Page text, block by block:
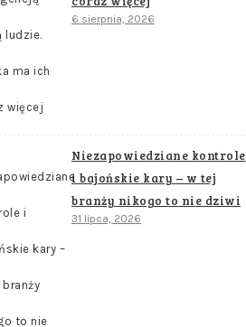
6 sierpnia, 2026
Niezapowiedziane kontrole
i bajońskie kary – w tej
branży nikogo to nie dziwi
31 lipca, 2026